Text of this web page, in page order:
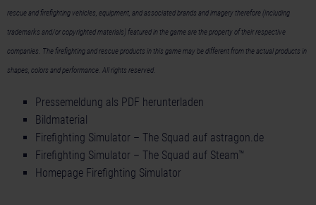
rescue and firefighting vehicles, equipment, and associated brands and imagery therefore (including
trademarks and/or copyrighted materials) featured in the game are the property of their respective
companies. The firefighting and rescue products in this game may be different from the actual products in
shapes, colors and performance. All rights reserved.
Pressemeldung als PDF herunterladen
Bildmaterial
Firefighting Simulator – The Squad auf astragon.de
Firefighting Simulator – The Squad auf Steam™
Homepage Firefighting Simulator